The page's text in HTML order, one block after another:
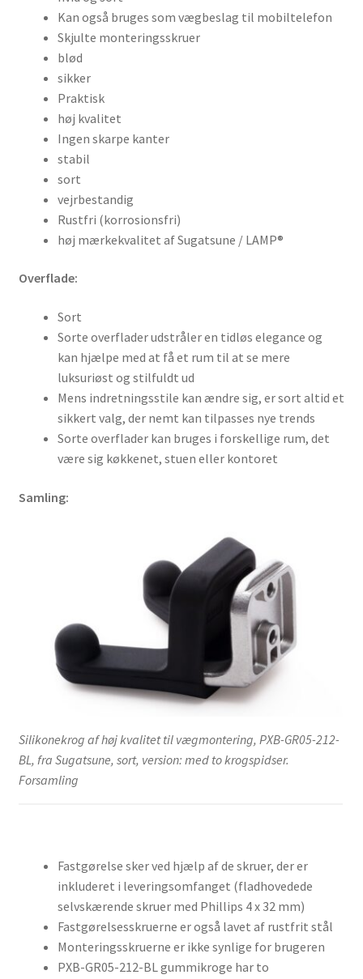
Kan også bruges som vægbeslag til mobiltelefon
Skjulte monteringsskruer
blød
sikker
Praktisk
høj kvalitet
Ingen skarpe kanter
stabil
sort
vejrbestandig
Rustfri (korrosionsfri)
høj mærkekvalitet af Sugatsune / LAMP®
Overflade:
Sort
Sorte overflader udstråler en tidløs elegance og
kan hjælpe med at få et rum til at se mere
luksuriøst og stilfuldt ud
Mens indretningsstile kan ændre sig, er sort altid et
sikkert valg, der nemt kan tilpasses nye trends
Sorte overflader kan bruges i forskellige rum, det
være sig køkkenet, stuen eller kontoret
Samling:
Silikonekrog af høj kvalitet til vægmontering, PXB-GR05-212-
BL, fra Sugatsune, sort, version: med to krogspidser.
Forsamling
Fastgørelse sker ved hjælp af de skruer, der er
inkluderet i leveringsomfanget (fladhovedede
selvskærende skruer med Phillips 4 x 32 mm)
Fastgørelsesskruerne er også lavet af rustfrit stål
Monteringsskruerne er ikke synlige for brugeren
PXB-GR05-212-BL gummikroge har to